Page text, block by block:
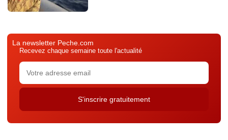
La newsletter Peche.com
Recevez chaque semaine toute l'actualité